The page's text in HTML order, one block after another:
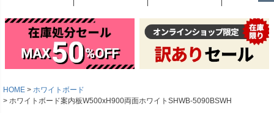
HOME
ホワイトボード
ホワイトボード案内板W500xH900両面ホワイトSHWB-5090BSWH